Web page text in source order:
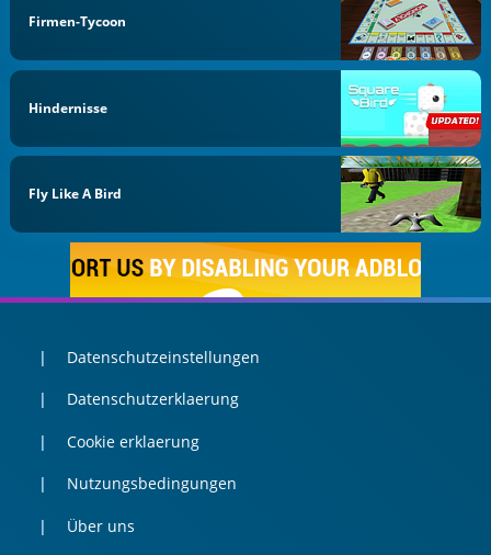
Firmen-Tycoon
Hindernisse
Fly Like A Bird
Datenschutzeinstellungen
Datenschutzerklaerung
Cookie erklaerung
Nutzungsbedingungen
Über uns